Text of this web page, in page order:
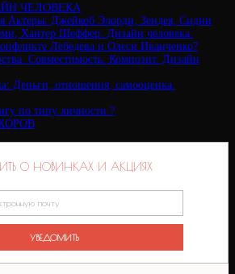
ЧЕЛОВЕКА
Актеры: Джейкоб Элорди, Зендея, Сидни
Хантер Шеффер. Дизайн человека.
Лебедева и Олеси Иванченко?
Совместимость. Композит. Дизайн
Деньги, отношения, самооценка.
по типу личности ?
О НОВИНКАХ И АКЦИЯХ